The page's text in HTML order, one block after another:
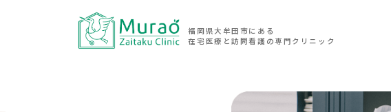
福岡県大牟田市にある
在宅医療と訪問看護の専門クリニック